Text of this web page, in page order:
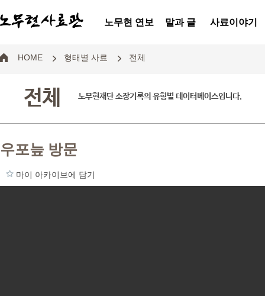
노무현 연보 말과 글 사료이야기
HOME 형태별 사료 전체
전체 노무현재단 소장기록의 유형별 데이터베이스입니다.
우포늪 방문
마이 아카이브에 담기